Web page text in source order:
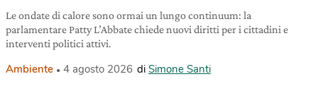
Le ondate di calore sono ormai un lungo continuum: la
parlamentare Patty L’Abbate chiede nuovi diritti per i cittadini e
interventi politici attivi.
Ambiente 4 agosto 2026 di Simone Santi